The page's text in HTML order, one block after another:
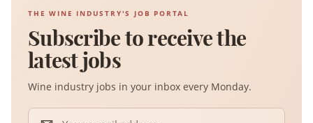
THE WINE INDUSTRY'S JOB PORTAL
Subscribe to receive the
latest jobs
Wine industry jobs in your inbox every Monday.